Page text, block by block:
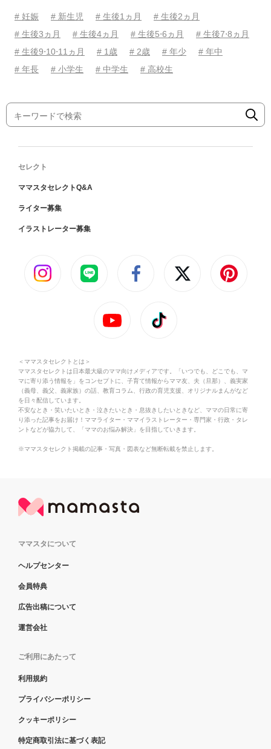
# 妊娠 # 新生児 # 生後1ヵ月
# 生後2ヵ月
# 生後3ヵ月
# 生後4ヵ月 # 生後5⋅6ヵ月
# 生後7⋅8ヵ月
# 生後9⋅10⋅11ヵ月
# 1歳 # 2歳 # 年少
# 年中
# 年長
# 小学生 # 中学生 # 高校生
セレクト
ママスタセレクトQ&A
ライター募集
イラストレーター募集
＜ママスタセレクトとは＞
ママスタセレクトは日本最大級のママ向けメディアです。「いつでも、どこでも、マ
マに寄り添う情報を」をコンセプトに、子育て情報からママ友、夫（旦那）、義実家
（義母、義父、義家族）の話、教育コラム、行政の育児支援、オリジナルまんがなど
を日々配信しています。
不安なとき・笑いたいとき・泣きたいとき・息抜きしたいときなど、ママの日常に寄
り添った記事をお届け！ママライター・ママイラストレーター・専門家・行政・タレ
ントなどが協力して、「ママのお悩み解決」を目指していきます。
※ママスタセレクト掲載の記事・写真・図表など無断転載を禁止します。
ママスタについて
ヘルプセンター
会員特典
広告出稿について
運営会社
ご利用にあたって
利用規約
プライバシーポリシー
クッキーポリシー
特定商取引法に基づく表記